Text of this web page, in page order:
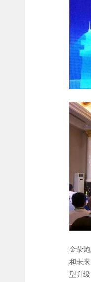
金荣
和未
型升